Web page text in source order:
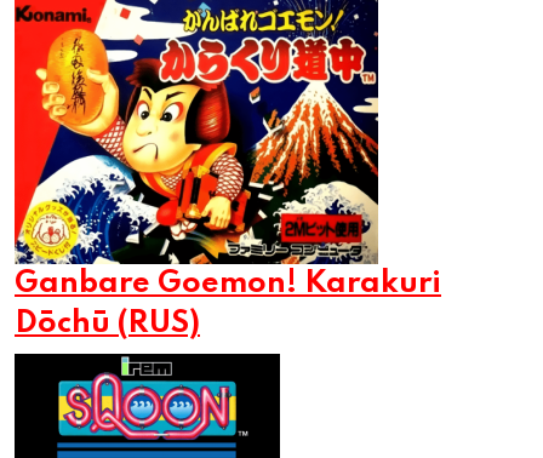
Ganbare Goemon! Karakuri
Dōchū (RUS)